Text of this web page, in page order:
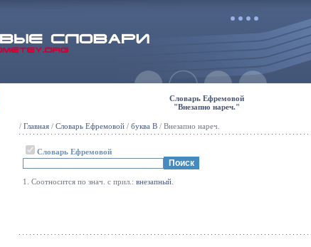
Словарь Ефремовой
"Внезапно нареч."
/ Главная / Словарь Ефремовой / буква В / Внезапно нареч.
Словарь Ефремовой
1. Соотносится по знач. с прил.: внезапный